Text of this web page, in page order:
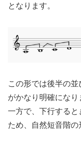
となります。
この形では後半の
がかなり明確になり
一方で、下行する
ため、自然短音階の